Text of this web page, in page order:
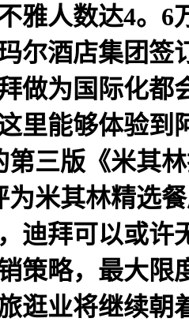
雅人数达4。6
尔酒店集团签
做为国际化都
里能够体验到
第三版《米
米其林精选
拜可以或许
策略，最大限
逛业将继续朝